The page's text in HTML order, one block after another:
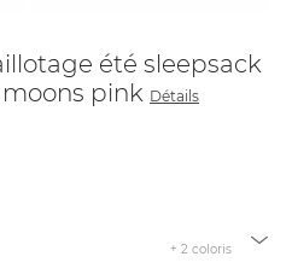
été sleepsack
pink Détails
+ 2 coloris